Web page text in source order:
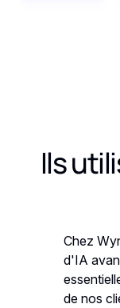
Ils
Chez
d'IA
de nos